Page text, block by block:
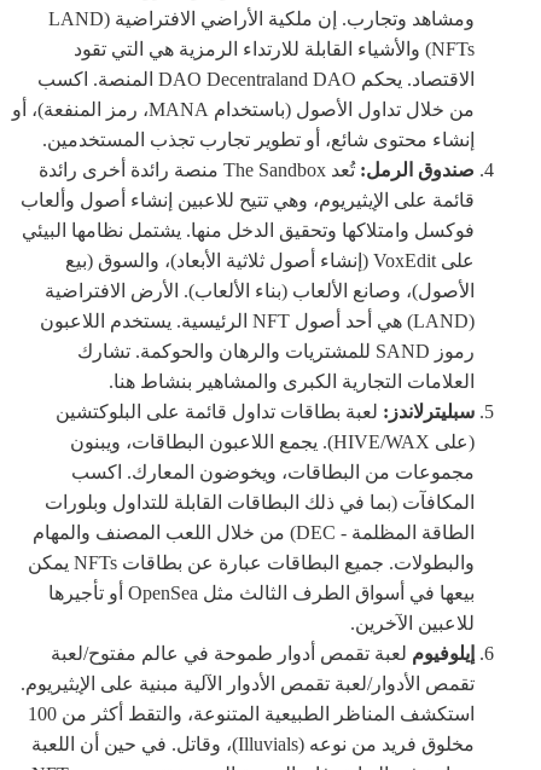
ومشاهد وتجارب. إن ملكية الأراضي الافتراضية (LAND
NFTs) والأشياء القابلة للارتداء الرمزية هي التي تقود
الاقتصاد. يحكم DAO Decentraland DAO المنصة. اكسب
من خلال تداول الأصول (باستخدام MANA، رمز المنفعة)، أو
إنشاء محتوى شائع، أو تطوير تجارب تجذب المستخدمين.
صندوق الرمل:
تُعد The Sandbox منصة رائدة أخرى رائدة
قائمة على الإيثيريوم، وهي تتيح للاعبين إنشاء أصول وألعاب
فوكسل وامتلاكها وتحقيق الدخل منها. يشتمل نظامها البيئي
على VoxEdit (إنشاء أصول ثلاثية الأبعاد)، والسوق (بيع
الأصول)، وصانع الألعاب (بناء الألعاب). الأرض الافتراضية
(LAND) هي أحد أصول NFT الرئيسية. يستخدم اللاعبون
رموز SAND للمشتريات والرهان والحوكمة. تشارك
العلامات التجارية الكبرى والمشاهير بنشاط هنا.
سبليترلاندز: لعبة بطاقات تداول قائمة على البلوكتشين
(على HIVE/WAX). يجمع اللاعبون البطاقات، ويبنون
مجموعات من البطاقات، ويخوضون المعارك. اكسب
المكافآت (بما في ذلك البطاقات القابلة للتداول وبلورات
الطاقة المظلمة - DEC) من خلال اللعب المصنف والمهام
والبطولات. جميع البطاقات عبارة عن بطاقات NFTs يمكن
بيعها في أسواق الطرف الثالث مثل OpenSea أو تأجيرها
للاعبين الآخرين.
إيلوفيوملعبة تقمص أدوار طموحة في عالم مفتوح/لعبة
تقمص الأدوار/لعبة تقمص الأدوار الآلية مبنية على الإيثيريوم.
استكشف المناظر الطبيعية المتنوعة، والتقط أكثر من 100
مخلوق فريد من نوعه (Illuvials)، وقاتل. في حين أن اللعبة